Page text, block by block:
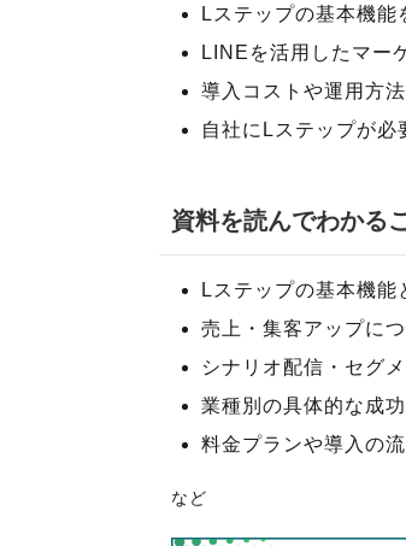
Lステップの基本機能
LINEを活用したマー
導入コストや運用方
自社にLステップが必
資料を読んでわかる
Lステップの基本機
売上・集客アップに
シナリオ配信・セグ
業種別の具体的な成
料金プランや導入の
など